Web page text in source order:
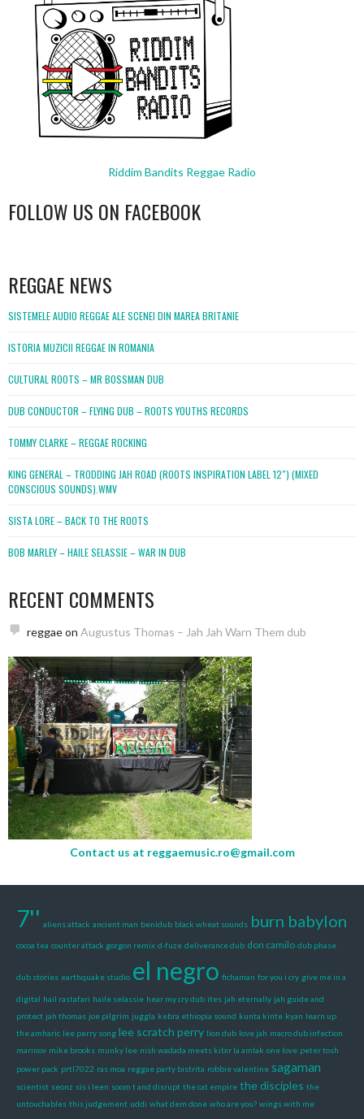
Riddim Bandits Reggae Radio
FOLLOW US ON FACEBOOK
REGGAE NEWS
SISTEMELE AUDIO REGGAE ALE SCENEI DIN MAREA BRITANIE
ISTORIA MUZICII REGGAE IN ROMANIA
CULTURAL ROOTS – MR BOSSMAN DUB
DUB CONDUCTOR – FLYING DUB – ROOTS YOUTHS RECORDS
TOMMY CLARKE – REGGAE ROCKING
KING GENERAL – TRODDING JAH ROAD (ROOTS INSPIRATION LABEL 12″) (MIXED
CONSCIOUS SOUNDS).WMV
SISTA LORE – BACK TO THE ROOTS
BOB MARLEY – HAILE SELASSIE – WAR IN DUB
RECENT COMMENTS
reggaeon Augustus Thomas – Jah Jah Warn Them dub
Contact us at reggaemusic.ro@gmail.com
7'' aliens attack ancient man benidub black wheat sounds burn babylon
cocoa tea counter attack gorgon remix d-fuze deliverance dub don camilo dub phase
dub stories earthquake studio el negro fichaman for you i cry give me in a
digital hail rastafari haile selassie hear my cry dub ites jah eternally jah guide and
protect jah thomas joe pilgrim juggla kebra ethiopia sound kunta kinte kyan learn up
the amharic lee perry song lee scratch perry lion dub love jah macro dub infection
marinov mike brooks munky lee nish wadada meets kibir la amlak one love peter tosh
power pack prtl7022 ras moa reggae party bistrita robbie valentine sagaman
scientist seonz sis i leen soom t and disrupt the cat empire the disciples the
untouchables this judgement uddi what dem done who are you? wings with me